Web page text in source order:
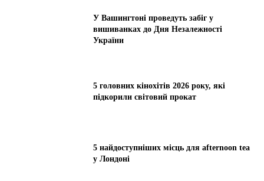
У Вашингтоні проведуть забіг у
вишиванках до Дня Незалежності
України
5 головних кінохітів 2026 року, які
підкорили світовий прокат
5 найдоступніших місць для afternoon tea
у Лондоні